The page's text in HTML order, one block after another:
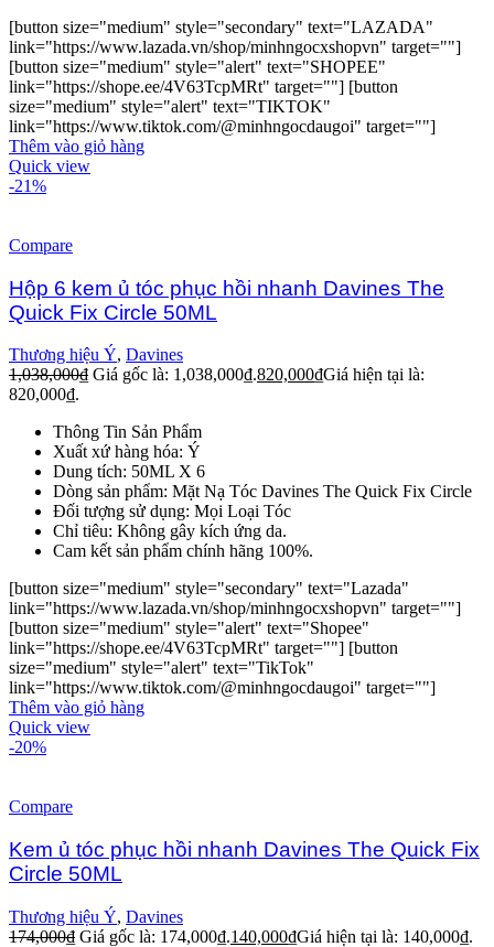
[button size="medium" style="secondary" text="LAZADA"
link="https://www.lazada.vn/shop/minhngocxshopvn" target=""]
[button size="medium" style="alert" text="SHOPEE"
link="https://shope.ee/4V63TcpMRt" target=""] [button
size="medium" style="alert" text="TIKTOK"
link="https://www.tiktok.com/@minhngocdaugoi" target=""]
Thêm vào giỏ hàng
Quick view
-21%
Compare
Hộp 6 kem ủ tóc phục hồi nhanh Davines The
Quick Fix Circle 50ML
Thương hiệu Ý, Davines
1,038,000₫ Giá gốc là: 1,038,000₫.820,000₫Giá hiện tại là:
820,000₫.
Thông Tin Sản Phẩm
Xuất xứ hàng hóa: Ý
Dung tích: 50ML X 6
Dòng sản phẩm: Mặt Nạ Tóc Davines The Quick Fix Circle
Đối tượng sử dụng: Mọi Loại Tóc
Chỉ tiêu: Không gây kích ứng da.
Cam kết sản phẩm chính hãng 100%.
[button size="medium" style="secondary" text="Lazada"
link="https://www.lazada.vn/shop/minhngocxshopvn" target=""]
[button size="medium" style="alert" text="Shopee"
link="https://shope.ee/4V63TcpMRt" target=""] [button
size="medium" style="alert" text="TikTok"
link="https://www.tiktok.com/@minhngocdaugoi" target=""]
Thêm vào giỏ hàng
Quick view
-20%
Compare
Kem ủ tóc phục hồi nhanh Davines The Quick Fix
Circle 50ML
Thương hiệu Ý, Davines
174,000₫ Giá gốc là: 174,000₫.140,000₫Giá hiện tại là: 140,000₫.